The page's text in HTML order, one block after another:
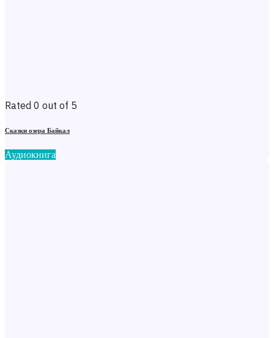
Rated 0 out of 5
Сказки озера Байкал
Аудиокнига